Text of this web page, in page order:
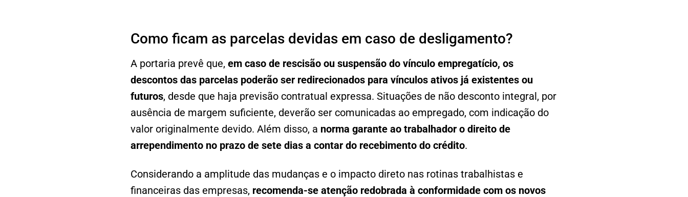
Como ficam as parcelas devidas em caso de desligamento?
A portaria prevê que, em caso de rescisão ou suspensão do vínculo empregatício, os
descontos das parcelas poderão ser redirecionados para vínculos ativos já existentes ou
futuros, desde que haja previsão contratual expressa. Situações de não desconto integral, por
ausência de margem suficiente, deverão ser comunicadas ao empregado, com indicação do
valor originalmente devido. Além disso, a norma garante ao trabalhador o direito de
arrependimento no prazo de sete dias a contar do recebimento do crédito.
Considerando a amplitude das mudanças e o impacto direto nas rotinas trabalhistas e
financeiras das empresas, recomenda-se atenção redobrada à conformidade com os novos